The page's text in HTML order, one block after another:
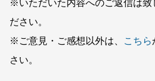
※いただいた内容へのご返信は致
ださい。
※ご意見・ご感想以外は、
こちら
さい。